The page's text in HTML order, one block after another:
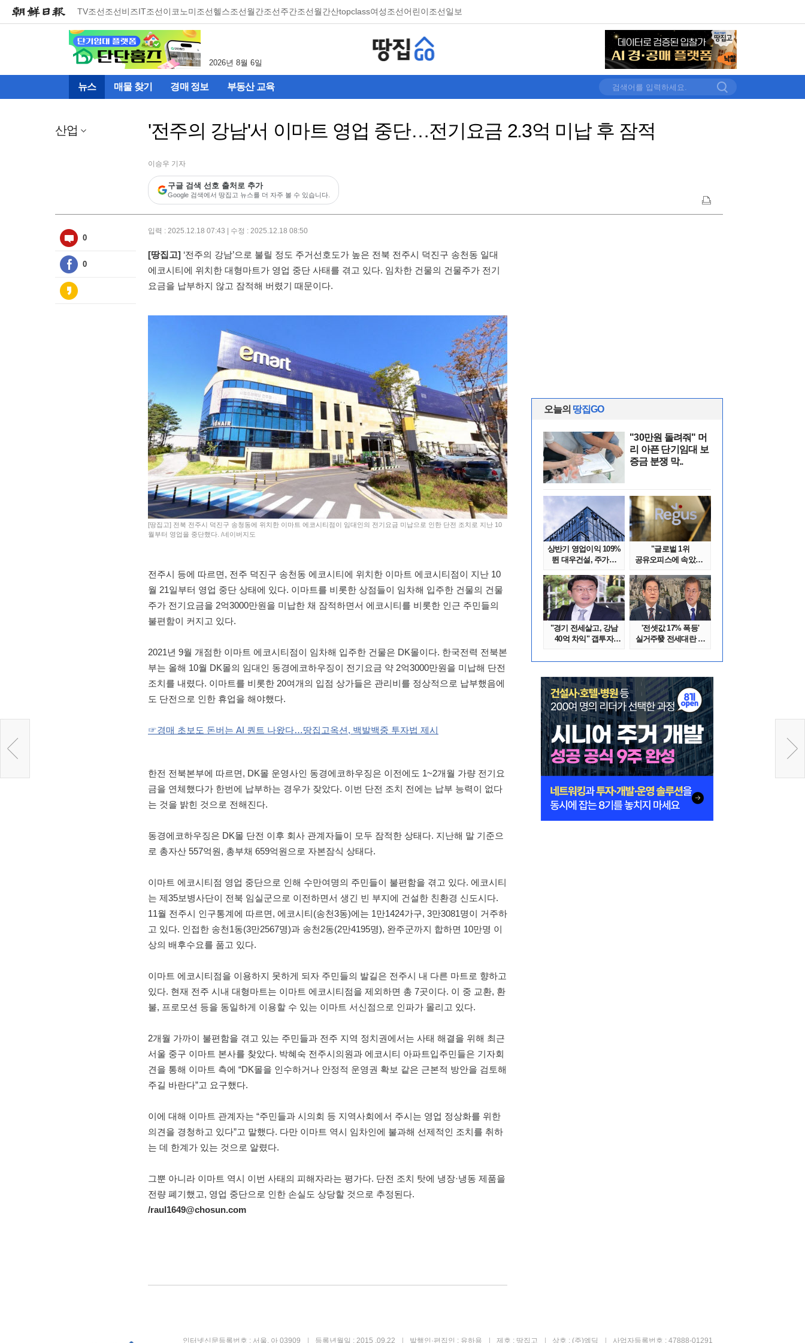
TV조선조선비즈IT조선이코노미조선헬스조선월간조선주간조선월간산topclass여성조선어린이조선일보
2026년 8월 6일
뉴스 매물 찾기 경매 정보 부동산 교육
산업 '전주의 강남'서 이마트 영업 중단…전기요금 2.3억 미납 후 잠적
이승우 기자
구글 검색 선호 출처로 추가
Google 검색에서 땅집고 뉴스를 더 자주 볼 수 있습니다.
0
0
입력 : 2025.12.18 07:43 | 수정 : 2025.12.18 08:50
[땅집고] ‘전주의 강남’으로 불릴 정도 주거선호도가 높은 전북 전주시 덕진구 송천동 일대
에코시티에 위치한 대형마트가 영업 중단 사태를 겪고 있다. 임차한 건물의 건물주가 전기
요금을 납부하지 않고 잠적해 버렸기 때문이다.
[땅집고] 전북 전주시 덕진구 송청동에 위치한 이마트 에코시티점이 임대인의 전기요금 미납으로 인한 단전 조치로 지난 10
월부터 영업을 중단했다. /네이버지도
전주시 등에 따르면, 전주 덕진구 송천동 에코시티에 위치한 이마트 에코시티점이 지난 10
월 21일부터 영업 중단 상태에 있다. 이마트를 비롯한 상점들이 임차해 입주한 건물의 건물
주가 전기요금을 2억3000만원을 미납한 채 잠적하면서 에코시티를 비롯한 인근 주민들의
불편함이 커지고 있다.
2021년 9월 개점한 이마트 에코시티점이 임차해 입주한 건물은 DK몰이다. 한국전력 전북본
부는 올해 10월 DK몰의 임대인 동경에코하우징이 전기요금 약 2억3000만원을 미납해 단전
조치를 내렸다. 이마트를 비롯한 20여개의 입점 상가들은 관리비를 정상적으로 납부했음에
도 단전으로 인한 휴업을 해야했다.
☞경매 초보도 돈버는 AI 퀀트 나왔다…땅집고옥션, 백발백중 투자법 제시
한전 전북본부에 따르면, DK몰 운영사인 동경에코하우징은 이전에도 1~2개월 가량 전기요
금을 연체했다가 한번에 납부하는 경우가 잦았다. 이번 단전 조치 전에는 납부 능력이 없다
는 것을 밝힌 것으로 전해진다.
동경에코하우징은 DK몰 단전 이후 회사 관계자들이 모두 잠적한 상태다. 지난해 말 기준으
로 총자산 557억원, 총부채 659억원으로 자본잠식 상태다.
이마트 에코시티점 영업 중단으로 인해 수만여명의 주민들이 불편함을 겪고 있다. 에코시티
는 제35보병사단이 전북 임실군으로 이전하면서 생긴 빈 부지에 건설한 친환경 신도시다.
11월 전주시 인구통계에 따르면, 에코시티(송천3동)에는 1만1424가구, 3만3081명이 거주하
고 있다. 인접한 송천1동(3만2567명)과 송천2동(2만4195명), 완주군까지 합하면 10만명 이
상의 배후수요를 품고 있다.
이마트 에코시티점을 이용하지 못하게 되자 주민들의 발길은 전주시 내 다른 마트로 향하고
있다. 현재 전주 시내 대형마트는 이마트 에코시티점을 제외하면 총 7곳이다. 이 중 교환, 환
불, 프로모션 등을 동일하게 이용할 수 있는 이마트 서신점으로 인파가 몰리고 있다.
2개월 가까이 불편함을 겪고 있는 주민들과 전주 지역 정치권에서는 사태 해결을 위해 최근
서울 중구 이마트 본사를 찾았다. 박혜숙 전주시의원과 에코시티 아파트입주민들은 기자회
견을 통해 이마트 측에 “DK몰을 인수하거나 안정적 운영권 확보 같은 근본적 방안을 검토해
주길 바란다”고 요구했다.
이에 대해 이마트 관계자는 “주민들과 시의회 등 지역사회에서 주시는 영업 정상화를 위한
의견을 경청하고 있다”고 말했다. 다만 이마트 역시 임차인에 불과해 선제적인 조치를 취하
는 데 한계가 있는 것으로 알렸다.
그뿐 아니라 이마트 역시 이번 사태의 피해자라는 평가다. 단전 조치 탓에 냉장·냉동 제품을
전량 폐기했고, 영업 중단으로 인한 손실도 상당할 것으로 추정된다.
/raul1649@chosun.com
오늘의 땅집GO
"30만원 돌려줘" 머
리 아픈 단기임대 보
증금 분쟁 막..
상반기 영업이익 109%
뛴 대우건설, 주가는
"글로벌 1위
공유오피스에 속았다"
"경기 전세살고, 강남
40억 차익" 갭투자
'전셋값 17% 폭등'
실거주發 전세대란 또
인터넷신문등록번호 : 서울, 아 03909 등록년월일 : 2015 .09.22 발행인·편집인 : 유하용 제호 : 땅집고 상호 : (주)엠딕 사업자등록번호 : 47888-01291